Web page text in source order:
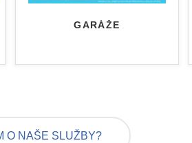
GARÁŽE
O NAŠE SLUŽBY?